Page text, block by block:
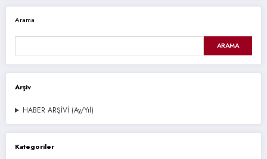
Arama
ARAMA
Arşiv
HABER ARŞİVİ (Ay/Yıl)
Kategoriler